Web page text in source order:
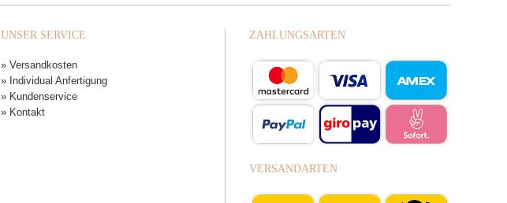
UNSER SERVICE
» Versandkosten
» Individual Anfertigung
» Kundenservice
» Kontakt
ZAHLUNGSARTEN
VERSANDARTEN